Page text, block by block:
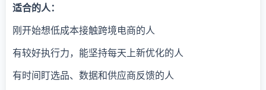
适合的人：
刚开始想低成本接触跨境电商的人
有较好执行力，能坚持每天上新优化的人
有时间盯选品、数据和供应商反馈的人